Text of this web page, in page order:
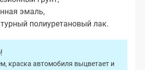
эмаль,
полиуретановый лак.
краска автомобиля выцветает и